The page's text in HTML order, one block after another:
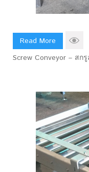
Read More
Screw Conveyor – สกรู